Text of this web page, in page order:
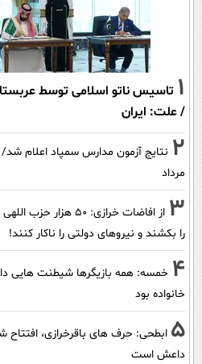
1 تاسیس ناتو اسلامی توسط
/ علت: ایران
2
مرداد
3
از افاضات خرازی: ۵۰
را بکشند و نیرو‌های دولتی را ناکار کنند!
4 خمسه: همه بازیگرها شیطنت هایی
خانواده بود
5 ابطحی: حرف های باقرخرازی،
داعش است